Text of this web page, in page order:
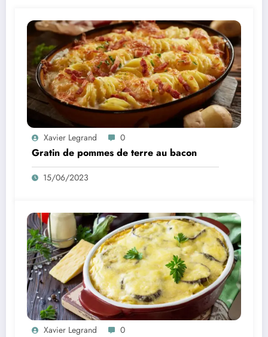
Xavier Legrand 0
Gratin de pommes de terre au bacon
15/06/2023
Xavier Legrand 0